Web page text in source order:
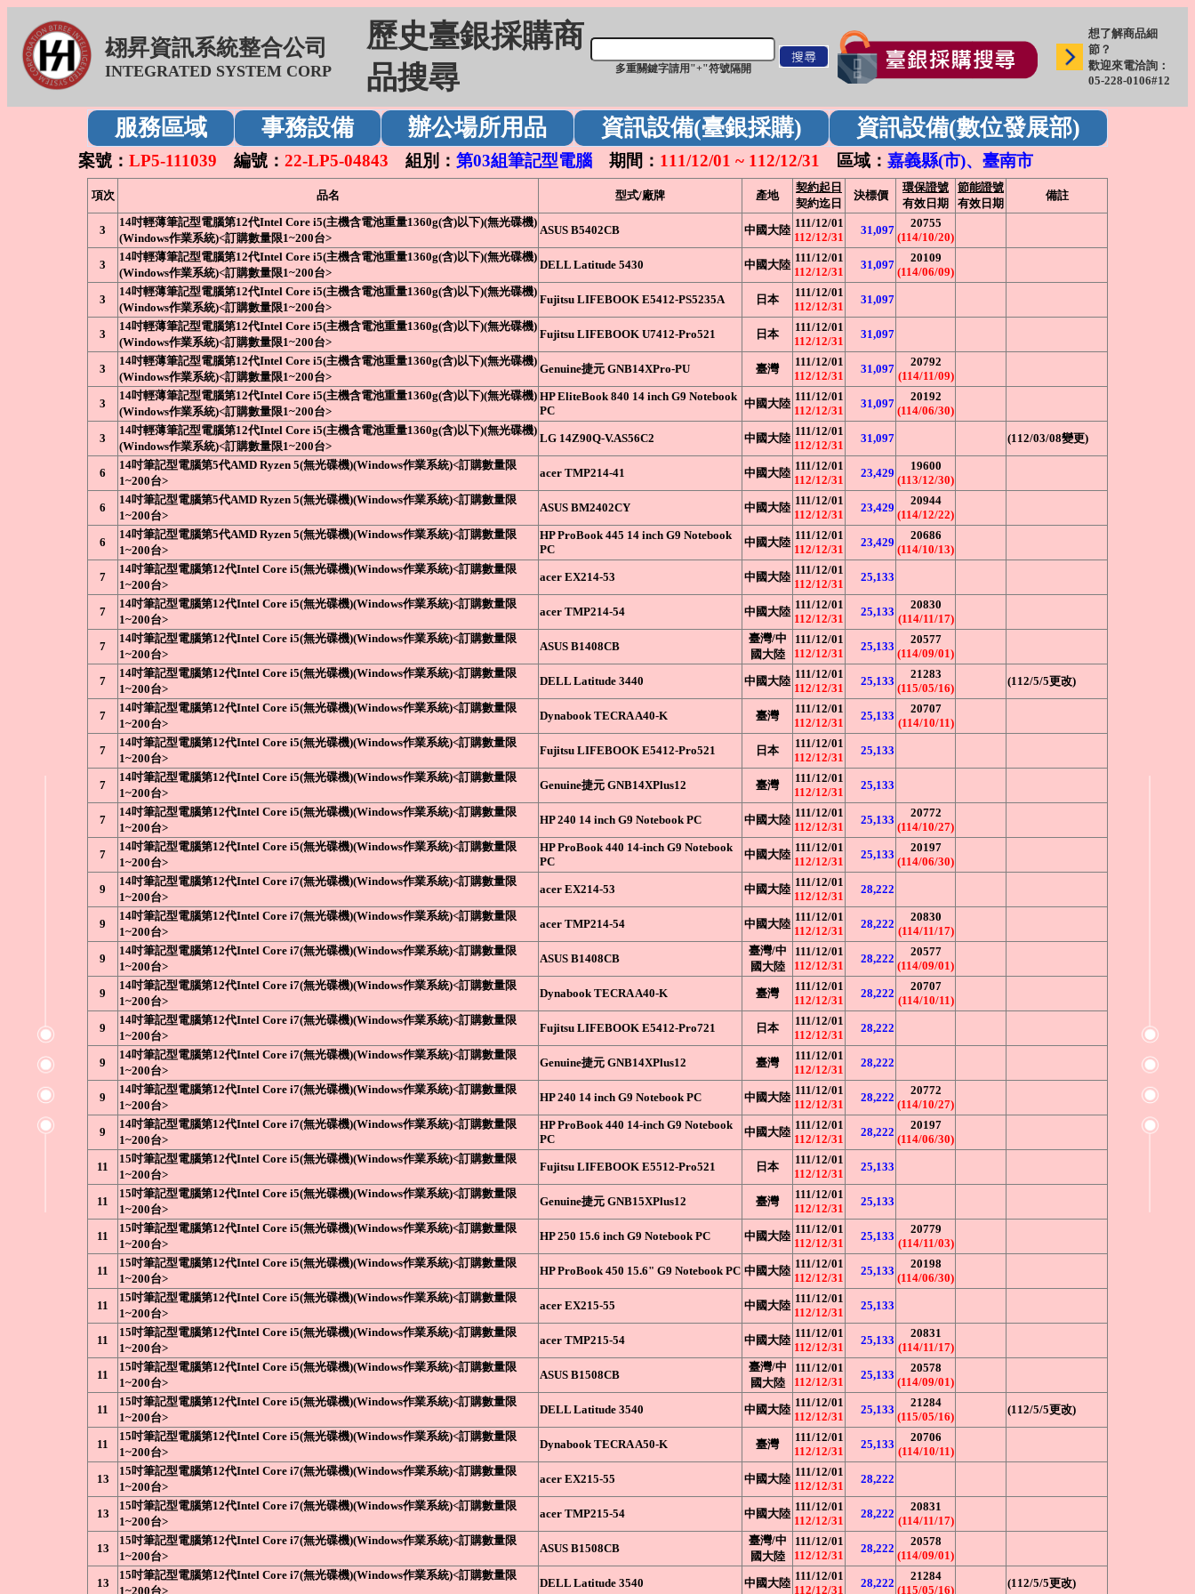
翃昇資訊系統整合公司
INTEGRATED SYSTEM CORP
歷史臺銀採購商
品搜尋
多重關鍵字請用"+"符號隔開
想了解商品細
節？
歡迎來電洽詢：
05-228-0106#12
服務區域 事務設備 辦公場所用品 資訊設備(臺銀採購) 資訊設備(數位發展部)
案號： LP5-111039 編號： 22-LP5-04843 組別： 第03組筆記型電腦 期間： 111/12/01 ~ 112/12/31 區域： 嘉義縣(市)、臺南市
項次 品名 型式/廠牌 產地
契約起日
契約迄日
決標價
環保證號
有效日期
節能證號
有效日期
備註
3
14吋輕薄筆記型電腦第12代Intel Core i5(主機含電池重量1360g(含)以下)(無光碟機)
(Windows作業系統)<訂購數量限1~200台>
ASUS B5402CB 中國大陸
111/12/01
112/12/31
31,097
20755
(114/10/20)
3
14吋輕薄筆記型電腦第12代Intel Core i5(主機含電池重量1360g(含)以下)(無光碟機)
(Windows作業系統)<訂購數量限1~200台>
DELL Latitude 5430 中國大陸
111/12/01
112/12/31
31,097
20109
(114/06/09)
3
14吋輕薄筆記型電腦第12代Intel Core i5(主機含電池重量1360g(含)以下)(無光碟機)
(Windows作業系統)<訂購數量限1~200台>
Fujitsu LIFEBOOK E5412-PS5235A 日本
111/12/01
112/12/31
31,097
3
14吋輕薄筆記型電腦第12代Intel Core i5(主機含電池重量1360g(含)以下)(無光碟機)
(Windows作業系統)<訂購數量限1~200台>
Fujitsu LIFEBOOK U7412-Pro521 日本
111/12/01
112/12/31
31,097
3
14吋輕薄筆記型電腦第12代Intel Core i5(主機含電池重量1360g(含)以下)(無光碟機)
(Windows作業系統)<訂購數量限1~200台>
Genuine捷元 GNB14XPro-PU 臺灣
111/12/01
112/12/31
31,097
20792
(114/11/09)
3
14吋輕薄筆記型電腦第12代Intel Core i5(主機含電池重量1360g(含)以下)(無光碟機)
(Windows作業系統)<訂購數量限1~200台>
HP EliteBook 840 14 inch G9 Notebook
PC
中國大陸
111/12/01
112/12/31
31,097
20192
(114/06/30)
3
14吋輕薄筆記型電腦第12代Intel Core i5(主機含電池重量1360g(含)以下)(無光碟機)
(Windows作業系統)<訂購數量限1~200台>
LG 14Z90Q-V.AS56C2 中國大陸
111/12/01
112/12/31
31,097 (112/03/08變更)
6
14吋筆記型電腦第5代AMD Ryzen 5(無光碟機)(Windows作業系統)<訂購數量限
1~200台>
acer TMP214-41 中國大陸
111/12/01
112/12/31
23,429
19600
(113/12/30)
6
14吋筆記型電腦第5代AMD Ryzen 5(無光碟機)(Windows作業系統)<訂購數量限
1~200台>
ASUS BM2402CY 中國大陸
111/12/01
112/12/31
23,429
20944
(114/12/22)
6
14吋筆記型電腦第5代AMD Ryzen 5(無光碟機)(Windows作業系統)<訂購數量限
1~200台>
HP ProBook 445 14 inch G9 Notebook
PC
中國大陸
111/12/01
112/12/31
23,429
20686
(114/10/13)
7
14吋筆記型電腦第12代Intel Core i5(無光碟機)(Windows作業系統)<訂購數量限
1~200台>
acer EX214-53 中國大陸
111/12/01
112/12/31
25,133
7
14吋筆記型電腦第12代Intel Core i5(無光碟機)(Windows作業系統)<訂購數量限
1~200台>
acer TMP214-54 中國大陸
111/12/01
112/12/31
25,133
20830
(114/11/17)
7
14吋筆記型電腦第12代Intel Core i5(無光碟機)(Windows作業系統)<訂購數量限
1~200台>
ASUS B1408CB
臺灣/中
國大陸
111/12/01
112/12/31
25,133
20577
(114/09/01)
7
14吋筆記型電腦第12代Intel Core i5(無光碟機)(Windows作業系統)<訂購數量限
1~200台>
DELL Latitude 3440 中國大陸
111/12/01
112/12/31
25,133
21283
(115/05/16)
(112/5/5更改)
7
14吋筆記型電腦第12代Intel Core i5(無光碟機)(Windows作業系統)<訂購數量限
1~200台>
Dynabook TECRA A40-K 臺灣
111/12/01
112/12/31
25,133
20707
(114/10/11)
7
14吋筆記型電腦第12代Intel Core i5(無光碟機)(Windows作業系統)<訂購數量限
1~200台>
Fujitsu LIFEBOOK E5412-Pro521 日本
111/12/01
112/12/31
25,133
7
14吋筆記型電腦第12代Intel Core i5(無光碟機)(Windows作業系統)<訂購數量限
1~200台>
Genuine捷元 GNB14XPlus12 臺灣
111/12/01
112/12/31
25,133
7
14吋筆記型電腦第12代Intel Core i5(無光碟機)(Windows作業系統)<訂購數量限
1~200台>
HP 240 14 inch G9 Notebook PC 中國大陸
111/12/01
112/12/31
25,133
20772
(114/10/27)
7
14吋筆記型電腦第12代Intel Core i5(無光碟機)(Windows作業系統)<訂購數量限
1~200台>
HP ProBook 440 14-inch G9 Notebook
PC
中國大陸
111/12/01
112/12/31
25,133
20197
(114/06/30)
9
14吋筆記型電腦第12代Intel Core i7(無光碟機)(Windows作業系統)<訂購數量限
1~200台>
acer EX214-53 中國大陸
111/12/01
112/12/31
28,222
9
14吋筆記型電腦第12代Intel Core i7(無光碟機)(Windows作業系統)<訂購數量限
1~200台>
acer TMP214-54 中國大陸
111/12/01
112/12/31
28,222
20830
(114/11/17)
9
14吋筆記型電腦第12代Intel Core i7(無光碟機)(Windows作業系統)<訂購數量限
1~200台>
ASUS B1408CB
臺灣/中
國大陸
111/12/01
112/12/31
28,222
20577
(114/09/01)
9
14吋筆記型電腦第12代Intel Core i7(無光碟機)(Windows作業系統)<訂購數量限
1~200台>
Dynabook TECRA A40-K 臺灣
111/12/01
112/12/31
28,222
20707
(114/10/11)
9
14吋筆記型電腦第12代Intel Core i7(無光碟機)(Windows作業系統)<訂購數量限
1~200台>
Fujitsu LIFEBOOK E5412-Pro721 日本
111/12/01
112/12/31
28,222
9
14吋筆記型電腦第12代Intel Core i7(無光碟機)(Windows作業系統)<訂購數量限
1~200台>
Genuine捷元 GNB14XPlus12 臺灣
111/12/01
112/12/31
28,222
9
14吋筆記型電腦第12代Intel Core i7(無光碟機)(Windows作業系統)<訂購數量限
1~200台>
HP 240 14 inch G9 Notebook PC 中國大陸
111/12/01
112/12/31
28,222
20772
(114/10/27)
9
14吋筆記型電腦第12代Intel Core i7(無光碟機)(Windows作業系統)<訂購數量限
1~200台>
HP ProBook 440 14-inch G9 Notebook
PC
中國大陸
111/12/01
112/12/31
28,222
20197
(114/06/30)
11
15吋筆記型電腦第12代Intel Core i5(無光碟機)(Windows作業系統)<訂購數量限
1~200台>
Fujitsu LIFEBOOK E5512-Pro521 日本
111/12/01
112/12/31
25,133
11
15吋筆記型電腦第12代Intel Core i5(無光碟機)(Windows作業系統)<訂購數量限
1~200台>
Genuine捷元 GNB15XPlus12 臺灣
111/12/01
112/12/31
25,133
11
15吋筆記型電腦第12代Intel Core i5(無光碟機)(Windows作業系統)<訂購數量限
1~200台>
HP 250 15.6 inch G9 Notebook PC 中國大陸
111/12/01
112/12/31
25,133
20779
(114/11/03)
11
15吋筆記型電腦第12代Intel Core i5(無光碟機)(Windows作業系統)<訂購數量限
1~200台>
HP ProBook 450 15.6" G9 Notebook PC 中國大陸
111/12/01
112/12/31
25,133
20198
(114/06/30)
11
15吋筆記型電腦第12代Intel Core i5(無光碟機)(Windows作業系統)<訂購數量限
1~200台>
acer EX215-55 中國大陸
111/12/01
112/12/31
25,133
11
15吋筆記型電腦第12代Intel Core i5(無光碟機)(Windows作業系統)<訂購數量限
1~200台>
acer TMP215-54 中國大陸
111/12/01
112/12/31
25,133
20831
(114/11/17)
11
15吋筆記型電腦第12代Intel Core i5(無光碟機)(Windows作業系統)<訂購數量限
1~200台>
ASUS B1508CB
臺灣/中
國大陸
111/12/01
112/12/31
25,133
20578
(114/09/01)
11
15吋筆記型電腦第12代Intel Core i5(無光碟機)(Windows作業系統)<訂購數量限
1~200台>
DELL Latitude 3540 中國大陸
111/12/01
112/12/31
25,133
21284
(115/05/16)
(112/5/5更改)
11
15吋筆記型電腦第12代Intel Core i5(無光碟機)(Windows作業系統)<訂購數量限
1~200台>
Dynabook TECRA A50-K 臺灣
111/12/01
112/12/31
25,133
20706
(114/10/11)
13
15吋筆記型電腦第12代Intel Core i7(無光碟機)(Windows作業系統)<訂購數量限
1~200台>
acer EX215-55 中國大陸
111/12/01
112/12/31
28,222
13
15吋筆記型電腦第12代Intel Core i7(無光碟機)(Windows作業系統)<訂購數量限
1~200台>
acer TMP215-54 中國大陸
111/12/01
112/12/31
28,222
20831
(114/11/17)
13
15吋筆記型電腦第12代Intel Core i7(無光碟機)(Windows作業系統)<訂購數量限
1~200台>
ASUS B1508CB
臺灣/中
國大陸
111/12/01
112/12/31
28,222
20578
(114/09/01)
13
15吋筆記型電腦第12代Intel Core i7(無光碟機)(Windows作業系統)<訂購數量限
1~200台>
DELL Latitude 3540 中國大陸
111/12/01
112/12/31
28,222
21284
(115/05/16)
(112/5/5更改)